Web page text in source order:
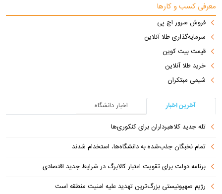
معرفی کسب و کارها
فروش سرور اچ پی
سرمایه‌گذاری طلا آنلاین
قیمت بیت کوین
خرید طلا آنلاین
شیمی مبتکران
آخرین اخبار
اخبار دانشگاه
تله جدید کلاهبرداران برای کنکوری‌ها
تمام نخبگان جذب‌شده به دانشگاه‌ها، استخدام شدند
برنامه دولت برای تقویت اعتبار کالابرگ در شرایط جدید اقتصادی
رژیم صهیونیستی بزرگ‌ترین تهدید علیه امنیت منطقه است